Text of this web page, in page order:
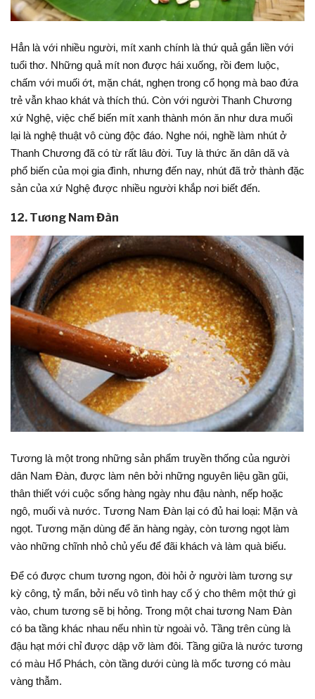
Hẳn là với nhiều người, mít xanh chính là thứ quả gắn liền với
tuổi thơ. Những quả mít non được hái xuống, rồi đem luộc,
chấm với muối ớt, mặn chát, nghẹn trong cổ họng mà bao đứa
trẻ vẫn khao khát và thích thú. Còn với người Thanh Chương
xứ Nghệ, việc chế biến mít xanh thành món ăn như dưa muối
lại là nghệ thuật vô cùng độc đáo. Nghe nói, nghề làm nhút ở
Thanh Chương đã có từ rất lâu đời. Tuy là thức ăn dân dã và
phổ biến của mọi gia đình, nhưng đến nay, nhút đã trở thành đặc
sản của xứ Nghệ được nhiều người khắp nơi biết đến.
12. Tương Nam Đàn
Tương là một trong những sản phẩm truyền thống của người
dân Nam Đàn, được làm nên bởi những nguyên liệu gần gũi,
thân thiết với cuộc sống hàng ngày nhu đậu nành, nếp hoặc
ngô, muối và nước. Tương Nam Đàn lại có đủ hai loại: Mặn và
ngọt. Tương mặn dùng để ăn hàng ngày, còn tương ngọt làm
vào những chĩnh nhỏ chủ yếu để đãi khách và làm quà biếu.
Để có được chum tương ngon, đòi hỏi ở người làm tương sự
kỳ công, tỷ mẩn, bởi nếu vô tình hay cố ý cho thêm một thứ gì
vào, chum tương sẽ bị hỏng. Trong một chai tương Nam Đàn
có ba tầng khác nhau nếu nhìn từ ngoài vỏ. Tầng trên cùng là
đậu hạt mới chỉ được dập vỡ làm đôi. Tầng giữa là nước tương
có màu Hổ Phách, còn tầng dưới cùng là mốc tương có màu
vàng thẫm.